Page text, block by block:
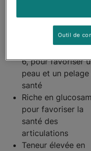
les chiens actifs
De l’acide
6, pour favoriser
peau et un pelage
santé
Riche en
pour favoriser la
santé des
articulations
Teneur élevée en
Outil de